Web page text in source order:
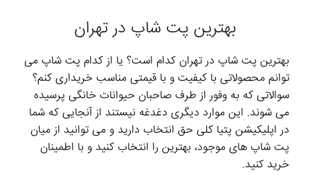
بهترین پت شاپ در تهران
بهترین پت شاپ در تهران کدام است؟ یا از کدام پت شاپ می
توانم محصولاتی با کیفیت و با قیمتی مناسب خریداری کنم؟
سوالاتی که به وفور از طرف صاحبان حیوانات خانگی پرسیده
می شوند. این موارد دیگری دغدغه نیستند از آنجایی که شما
در اپلیکیشن پتیا کلی حق انتخاب دارید و می توانید از میان
پت شاپ های موجود، بهترین را انتخاب کنید و با اطمینان
خرید کنید.